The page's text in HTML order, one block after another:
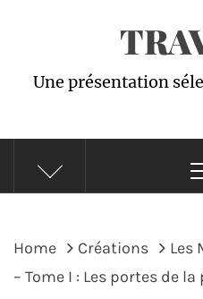
Une présentation
Home Créations
Les
– Tome I : Les portes de